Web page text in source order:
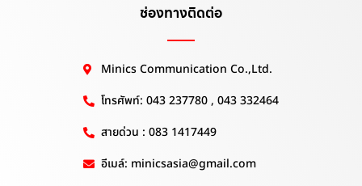
ช่องทางติดต่อ
Minics Communication Co.,Ltd.
โทรศัพท์: 043 237780 , 043 332464
สายด่วน : 083 1417449
อีเมล์: minicsasia@gmail.com